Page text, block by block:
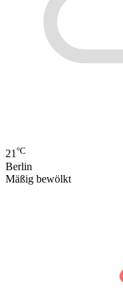
21°C
Berlin
Mäßig bewölkt